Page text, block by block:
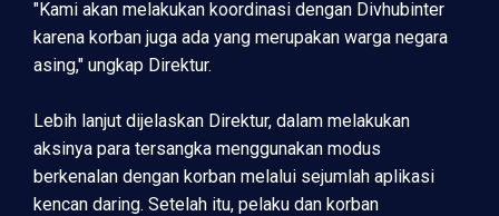
"Kami akan melakukan koordinasi dengan Divhubinter
karena korban juga ada yang merupakan warga negara
asing," ungkap Direktur.
Lebih lanjut dijelaskan Direktur, dalam melakukan
aksinya para tersangka menggunakan modus
berkenalan dengan korban melalui sejumlah aplikasi
kencan daring. Setelah itu, pelaku dan korban